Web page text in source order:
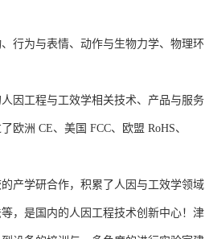
行为与表情、动作与生物力学、物理环
因工程与工效学相关技术、产品与服务
洲 CE、美国 FCC、欧盟 RoHS、
产学研合作，积累了人因与工效学领域
，是国内的人因工程技术创新中心！津